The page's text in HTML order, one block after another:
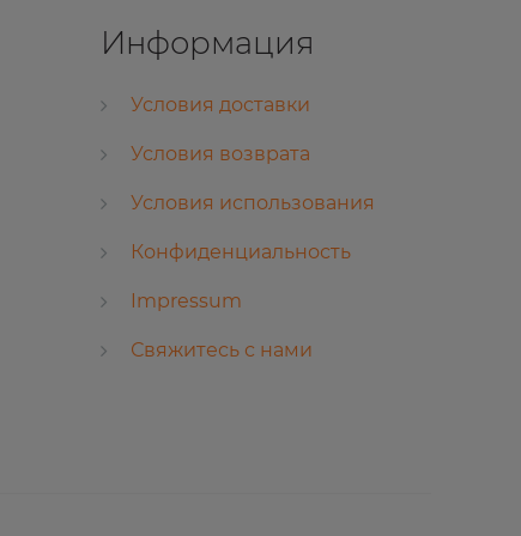
Информация
Условия доставки
Условия возврата
Условия использования
Конфиденциальность
Impressum
Свяжитесь с нами